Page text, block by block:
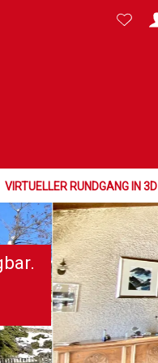
VIRTUELLER RUNDGANG IN 3D